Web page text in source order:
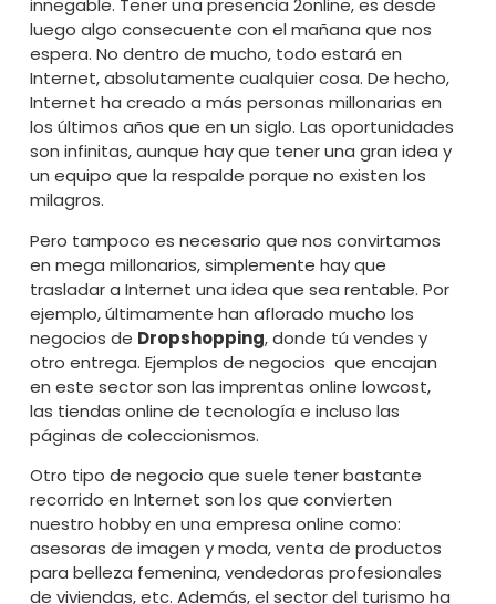
innegable. Tener una presencia 2online, es desde
luego algo consecuente con el mañana que nos
espera. No dentro de mucho, todo estará en
Internet, absolutamente cualquier cosa. De hecho,
Internet ha creado a más personas millonarias en
los últimos años que en un siglo. Las oportunidades
son infinitas, aunque hay que tener una gran idea y
un equipo que la respalde porque no existen los
milagros.
Pero tampoco es necesario que nos convirtamos
en mega millonarios, simplemente hay que
trasladar a Internet una idea que sea rentable. Por
ejemplo, últimamente han aflorado mucho los
negocios de Dropshopping, donde tú vendes y
otro entrega. Ejemplos de negocios que encajan
en este sector son las imprentas online lowcost,
las tiendas online de tecnología e incluso las
páginas de coleccionismos.
Otro tipo de negocio que suele tener bastante
recorrido en Internet son los que convierten
nuestro hobby en una empresa online como:
asesoras de imagen y moda, venta de productos
para belleza femenina, vendedoras profesionales
de viviendas, etc. Además, el sector del turismo ha